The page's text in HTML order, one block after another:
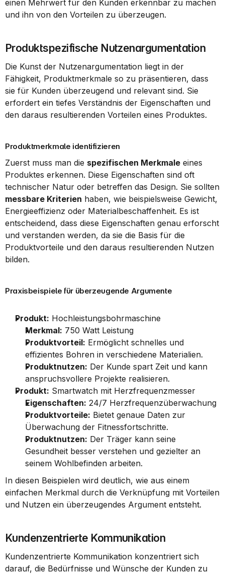
einen Mehrwert für den Kunden erkennbar zu machen
und ihn von den Vorteilen zu überzeugen.
Produktspezifische Nutzenargumentation
Die Kunst der Nutzenargumentation liegt in der
Fähigkeit, Produktmerkmale so zu präsentieren, dass
sie für Kunden überzeugend und relevant sind. Sie
erfordert ein tiefes Verständnis der Eigenschaften und
den daraus resultierenden Vorteilen eines Produktes.
Produktmerkmale identifizieren
Zuerst muss man die spezifischen Merkmale eines
Produktes erkennen. Diese Eigenschaften sind oft
messbare Kriterien haben, wie beispielsweise Gewicht,
Energieeffizienz oder Materialbeschaffenheit. Es ist
entscheidend, dass diese Eigenschaften genau erforscht
und verstanden werden, da sie die Basis für die
Produktvorteile und den daraus resultierenden Nutzen
bilden.
Praxisbeispiele für überzeugende Argumente
Produkt: Hochleistungsbohrmaschine
Merkmal: 750 Watt Leistung
Produktvorteil: Ermöglicht schnelles und
effizientes Bohren in verschiedene Materialien.
Produktnutzen: Der Kunde spart Zeit und kann
anspruchsvollere Projekte realisieren.
Produkt: Smartwatch mit Herzfrequenzmesser
Eigenschaften: 24/7 Herzfrequenzüberwachung
Produktvorteile: Bietet genaue Daten zur
Überwachung der Fitnessfortschritte.
Produktnutzen: Der Träger kann seine
Gesundheit besser verstehen und gezielter an
seinem Wohlbefinden arbeiten.
In diesen Beispielen wird deutlich, wie aus einem
einfachen Merkmal durch die Verknüpfung mit Vorteilen
und Nutzen ein überzeugendes Argument entsteht.
Kundenzentrierte Kommunikation
Kundenzentrierte Kommunikation konzentriert sich
darauf, die Bedürfnisse und Wünsche der Kunden zu